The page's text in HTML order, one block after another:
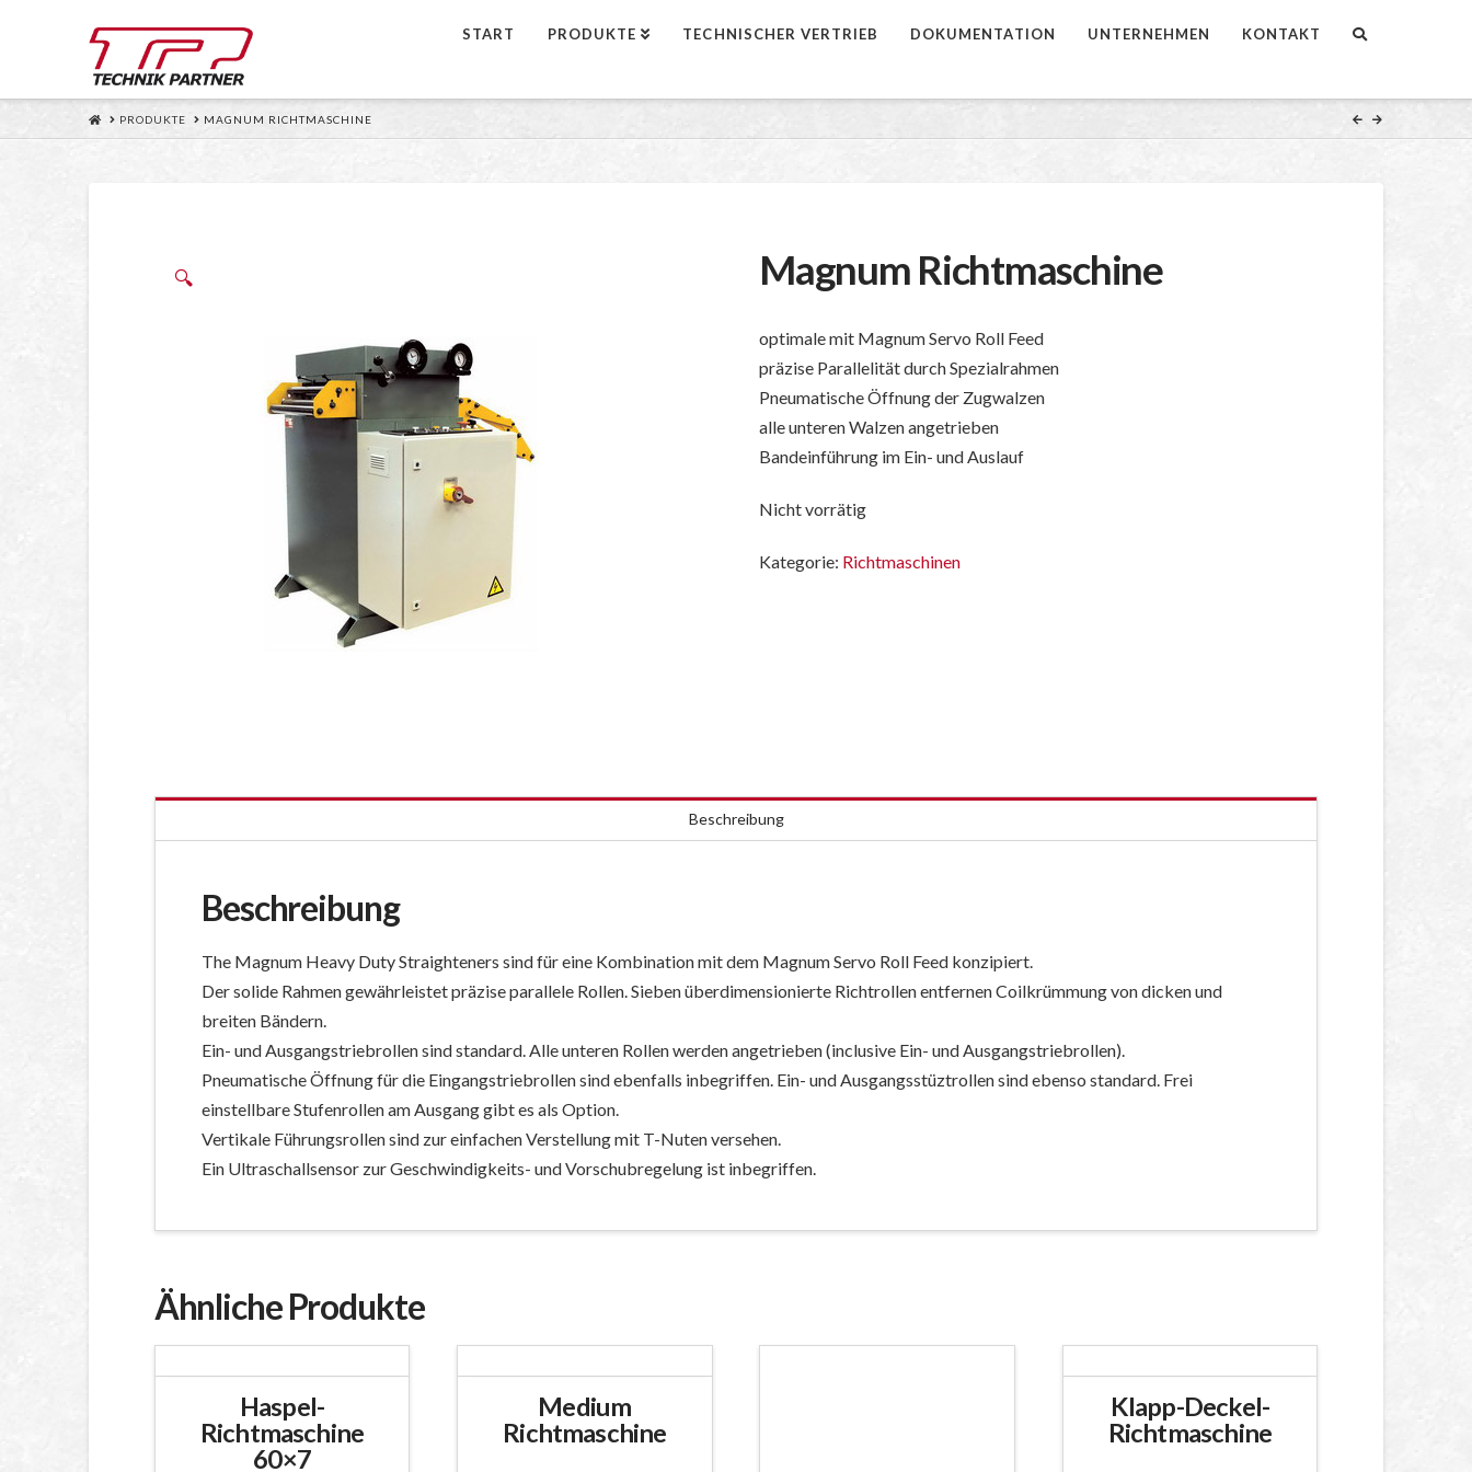
START PRODUKTE TECHNISCHER VERTRIEB DOKUMENTATION UNTERNEHMEN KONTAKT
HOMEPRODUKTE MAGNUM RICHTMASCHINE
🔍 Magnum Richtmaschine
optimale mit Magnum Servo Roll Feed
präzise Parallelität durch Spezialrahmen
Pneumatische Öffnung der Zugwalzen
alle unteren Walzen angetrieben
Bandeinführung im Ein- und Auslauf
Nicht vorrätig
Kategorie: Richtmaschinen
Beschreibung
Beschreibung
The Magnum Heavy Duty Straighteners sind für eine Kombination mit dem Magnum Servo Roll Feed konzipiert.
Der solide Rahmen gewährleistet präzise parallele Rollen. Sieben überdimensionierte Richtrollen entfernen Coilkrümmung von dicken und
breiten Bändern.
Ein- und Ausgangstriebrollen sind standard. Alle unteren Rollen werden angetrieben (inclusive Ein- und Ausgangstriebrollen).
Pneumatische Öffnung für die Eingangstriebrollen sind ebenfalls inbegriffen. Ein- und Ausgangsstüztrollen sind ebenso standard. Frei
einstellbare Stufenrollen am Ausgang gibt es als Option.
Vertikale Führungsrollen sind zur einfachen Verstellung mit T-Nuten versehen.
Ein Ultraschallsensor zur Geschwindigkeits- und Vorschubregelung ist inbegriffen.
Ähnliche Produkte
Haspel-
Richtmaschine
60×7
Medium
Richtmaschine
Klapp-Deckel-
Richtmaschine